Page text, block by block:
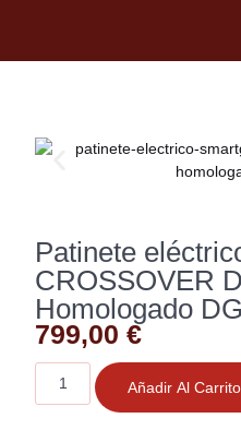
Patinete
CROSSOVER
Homologado
799,00€
Añadir Al Carrito